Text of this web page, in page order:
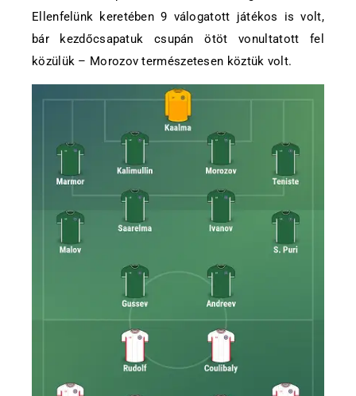
Ellenfelünk keretében 9 válogatott játékos is volt,
bár kezdőcsapatuk csupán ötöt vonultatott fel
közülük – Morozov természetesen köztük volt.